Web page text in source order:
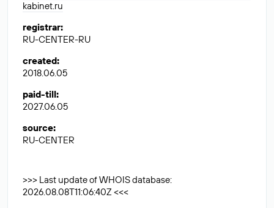
kabinet.ru
registrar:
RU-CENTER-RU
created:
2018.06.05
paid-till:
2027.06.05
source:
RU-CENTER
>>> Last update of WHOIS database:
2026.08.08T11:06:40Z <<<